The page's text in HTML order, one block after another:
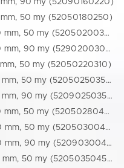
50 my (52050180250)
Druckverschlussbeutel, 200 x 300 mm, 50 my (52050200300)
Druckverschlussbeutel, 200 x 300 mm, 90 my (52902003001)
50 my (52050220310)
Druckverschlussbeutel, 250 x 350 mm, 50 my (52050250350)
Druckverschlussbeutel, 250 x 350 mm, 90 my (52090250350)
Druckverschlussbeutel, 280 x 400 mm, 50 my (52050280400)
Druckverschlussbeutel, 300 x 400 mm, 50 my (52050300400)
Druckverschlussbeutel, 300 x 400 mm, 90 my (52090300400)
Druckverschlussbeutel, 350 x 450 mm, 50 my (52050350450)